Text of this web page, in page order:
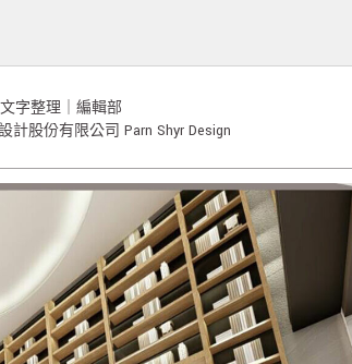
文字整理｜編輯部
計股份有限公司 Parn Shyr Design